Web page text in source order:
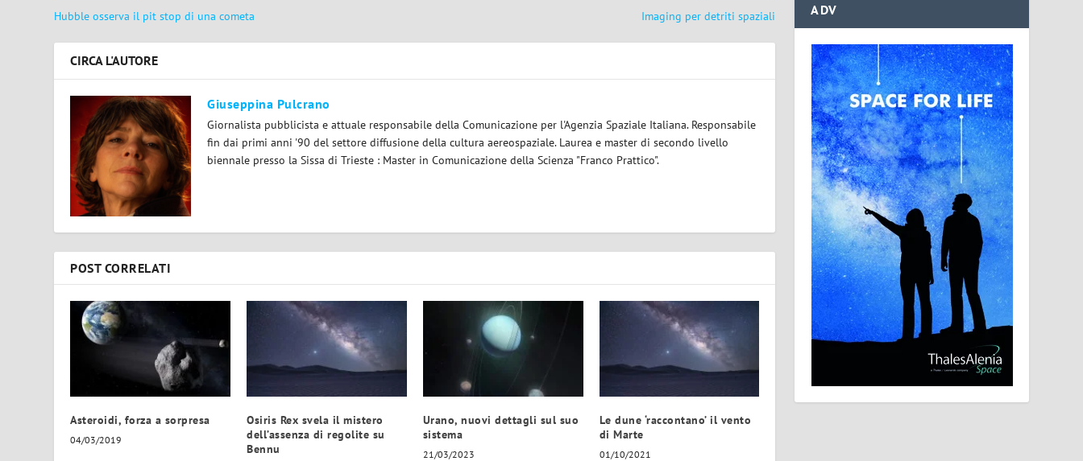
Hubble osserva il pit stop di una cometa Imaging per detriti spaziali
CIRCA L'AUTORE
Giuseppina Pulcrano
Giornalista pubblicista e attuale responsabile della Comunicazione per l'Agenzia Spaziale Italiana. Responsabile
fin dai primi anni '90 del settore diffusione della cultura aereospaziale. Laurea e master di secondo livello
biennale presso la Sissa di Trieste : Master in Comunicazione della Scienza "Franco Prattico".
POST CORRELATI
Asteroidi, forza a sorpresa
04/03/2019
Osiris Rex svela il mistero
dell’assenza di regolite su
Bennu
Urano, nuovi dettagli sul suo
sistema
21/03/2023
Le dune ‘raccontano’ il vento
di Marte
01/10/2021
ADV